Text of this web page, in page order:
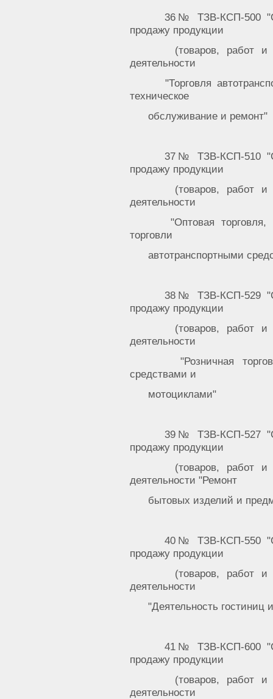
36№ ТЗВ-КСП-500
продажу продукции
(товаров, работ
деятельности
"Торговля
техническое
обслуживание и ремонт"
37№ ТЗВ-КСП-510
продажу продукции
(товаров, работ
деятельности
"Оптовая
торговли
автотранспортными
38№ ТЗВ-КСП-529
продажу продукции
(товаров, работ
деятельности
"Розничная
средствами и
мотоциклами"
39№ ТЗВ-КСП-527
продажу продукции
(товаров, работ
деятельности "Ремонт
бытовых изделий и
40№ ТЗВ-КСП-550
продажу продукции
(товаров, работ
деятельности
"Деятельность гостиниц
41№ ТЗВ-КСП-600
продажу продукции
(товаров, работ
деятельности